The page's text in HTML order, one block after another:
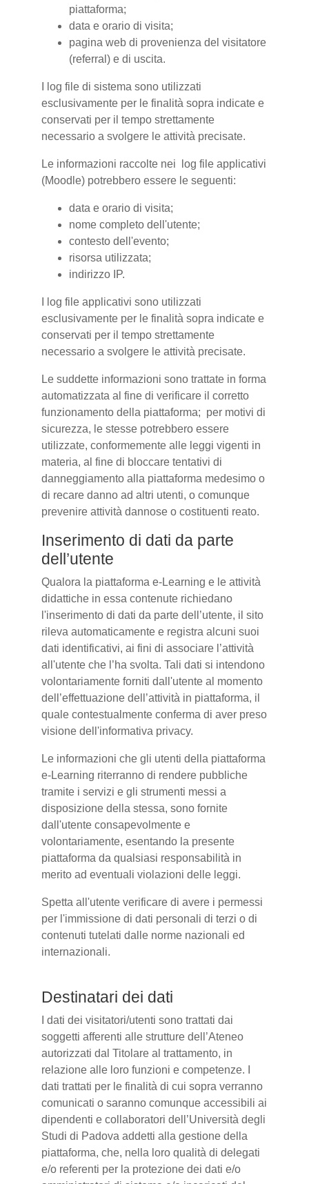
piattaforma;
data e orario di visita;
pagina web di provenienza del visitatore
(referral) e di uscita.
I log file di sistema sono utilizzati
esclusivamente per le finalità sopra indicate e
conservati per il tempo strettamente
necessario a svolgere le attività precisate.
Le informazioni raccolte nei log file applicativi
(Moodle) potrebbero essere le seguenti:
data e orario di visita;
nome completo dell'utente;
contesto dell'evento;
risorsa utilizzata;
indirizzo IP.
I log file applicativi sono utilizzati
esclusivamente per le finalità sopra indicate e
conservati per il tempo strettamente
necessario a svolgere le attività precisate.
Le suddette informazioni sono trattate in forma
automatizzata al fine di verificare il corretto
funzionamento della piattaforma; per motivi di
sicurezza, le stesse potrebbero essere
utilizzate, conformemente alle leggi vigenti in
materia, al fine di bloccare tentativi di
danneggiamento alla piattaforma medesimo o
di recare danno ad altri utenti, o comunque
prevenire attività dannose o costituenti reato.
Inserimento di dati da parte
dell’utente
Qualora la piattaforma e-Learning e le attività
didattiche in essa contenute richiedano
l'inserimento di dati da parte dell’utente, il sito
rileva automaticamente e registra alcuni suoi
dati identificativi, ai fini di associare l’attività
all'utente che l’ha svolta. Tali dati si intendono
volontariamente forniti dall'utente al momento
dell’effettuazione dell’attività in piattaforma, il
quale contestualmente conferma di aver preso
visione dell'informativa privacy.
Le informazioni che gli utenti della piattaforma
e-Learning riterranno di rendere pubbliche
tramite i servizi e gli strumenti messi a
disposizione della stessa, sono fornite
dall'utente consapevolmente e
volontariamente, esentando la presente
piattaforma da qualsiasi responsabilità in
merito ad eventuali violazioni delle leggi.
Spetta all'utente verificare di avere i permessi
per l'immissione di dati personali di terzi o di
contenuti tutelati dalle norme nazionali ed
internazionali.
Destinatari dei dati
I dati dei visitatori/utenti sono trattati dai
soggetti afferenti alle strutture dell’Ateneo
autorizzati dal Titolare al trattamento, in
relazione alle loro funzioni e competenze. I
dati trattati per le finalità di cui sopra verranno
comunicati o saranno comunque accessibili ai
dipendenti e collaboratori dell’Università degli
Studi di Padova addetti alla gestione della
piattaforma, che, nella loro qualità di delegati
e/o referenti per la protezione dei dati e/o